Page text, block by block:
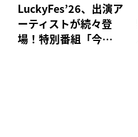
LuckyFes’26、出演ア
ーティストが続々登
場！特別番組「今…